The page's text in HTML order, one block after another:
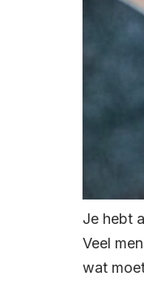
Je hebt
Veel
wat